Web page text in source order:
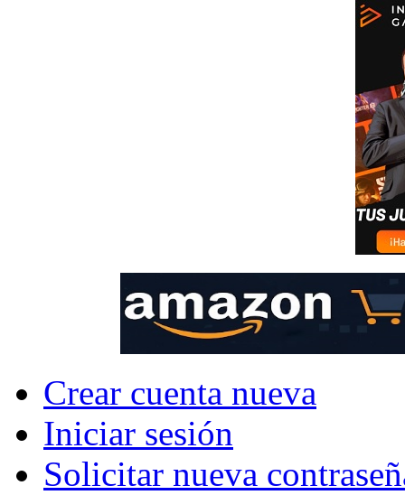
Crear cuenta nueva
Iniciar sesión
Solicitar nueva